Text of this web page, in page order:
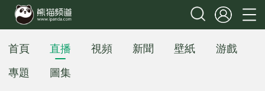
首頁 直播 視頻 新聞 壁紙
游戲
專題
圖集